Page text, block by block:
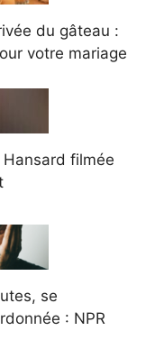
du gâteau :
votre mariage
filmée
se
: NPR